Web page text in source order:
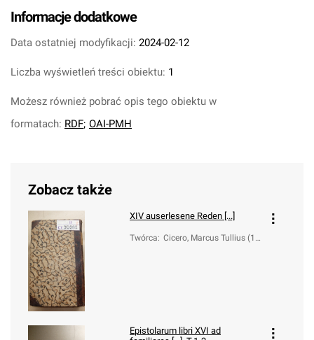
Informacje dodatkowe
Data ostatniej modyfikacji: 2024-02-12
Liczba wyświetleń treści obiektu: 1
Możesz również pobrać opis tego obiektu w
formatach: RDF; OAI-PMH
Zobacz także
XIV auserlesene Reden [...]
Twórca: Cicero, Marcus Tullius (10
Epistolarum libri XVI ad